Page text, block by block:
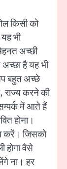
किसी को
भी
अच्छी
अच्छा है यह भी
बहुत अच्छे
राज्य करने की
में आते हैं
होना।
करें। जिसको
होगा वैसे
ना। हर